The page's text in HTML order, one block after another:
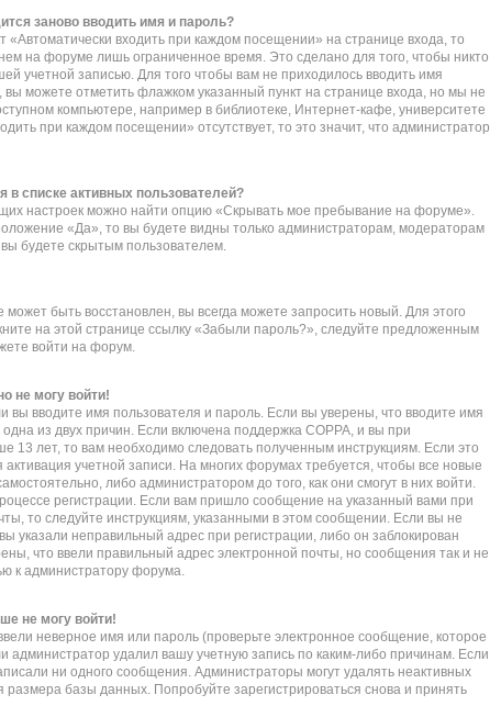
заново вводить имя и пароль?
входить при каждом посещении» на странице входа, то
на форуме лишь ограниченное время. Это сделано для того, чтобы никто
учетной записью. Для того чтобы вам не приходилось вводить имя
вы можете отметить флажком указанный пункт на странице входа, но мы не
компьютере, например в библиотеке, Интернет-кафе, университете
при каждом посещении» отсутствует, то это значит, что администратор
в списке активных пользователей?
настроек можно найти опцию «Скрывать мое пребывание на форуме».
«Да», то вы будете видны только администраторам, модераторам
будете скрытым пользователем.
быть восстановлен, вы всегда можете запросить новый. Для этого
на этой странице ссылку «Забыли пароль?», следуйте предложенным
войти на форум.
не могу войти!
вы вводите имя пользователя и пароль. Если вы уверены, что вводите имя
из двух причин. Если включена поддержка COPPA, и вы при
13 лет, то вам необходимо следовать полученным инструкциям. Если это
активация учетной записи. На многих форумах требуется, чтобы все новые
либо администратором до того, как они смогут в них войти.
регистрации. Если вам пришло сообщение на указанный вами при
то следуйте инструкциям, указанными в этом сообщении. Если вы не
указали неправильный адрес при регистрации, либо он заблокирован
что ввели правильный адрес электронной почты, но сообщения так и не
к администратору форума.
не могу войти!
неверное имя или пароль (проверьте электронное сообщение, которое
администратор удалил вашу учетную запись по каким-либо причинам. Если
ни одного сообщения. Администраторы могут удалять неактивных
базы данных. Попробуйте зарегистрироваться снова и принять